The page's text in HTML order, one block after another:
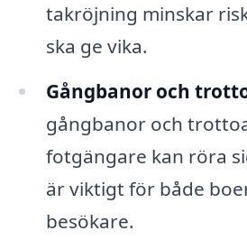
takröjning minskar
ska ge vika.
Gångbanor och
gångbanor och
fotgängare kan röra
är viktigt för både
besökare.